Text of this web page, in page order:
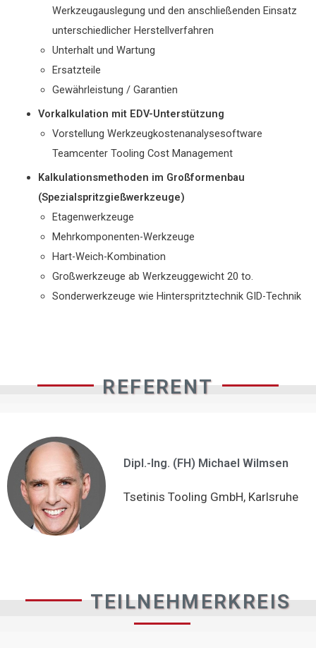
Werkzeugauslegung und den anschließenden Einsatz
unterschiedlicher Herstellverfahren
Unterhalt und Wartung
Ersatzteile
Gewährleistung / Garantien
Vorkalkulation mit EDV-Unterstützung
Vorstellung Werkzeugkostenanalysesoftware
Teamcenter Tooling Cost Management
Kalkulationsmethoden im Großformenbau
(Spezialspritzgießwerkzeuge)
Etagenwerkzeuge
Mehrkomponenten-Werkzeuge
Hart-Weich-Kombination
Großwerkzeuge ab Werkzeuggewicht 20 to.
Sonderwerkzeuge wie Hinterspritztechnik GID-Technik
REFERENT
Dipl.-Ing. (FH) Michael Wilmsen
Tsetinis Tooling GmbH, Karlsruhe
TEILNEHMERKREIS